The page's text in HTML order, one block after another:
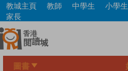
Skip
main
content
教城主頁 教師 中學生
小學生
家長
圖書